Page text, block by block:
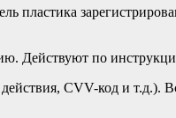
пластика
Действуют по
CVV-код и т.д.).